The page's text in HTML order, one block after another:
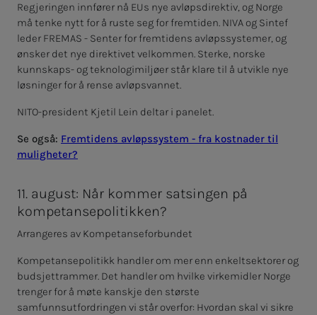
Regjeringen innfører nå EUs nye avløpsdirektiv, og Norge
må tenke nytt for å ruste seg for fremtiden. NIVA og Sintef
leder FREMAS - Senter for fremtidens avløpssystemer, og
ønsker det nye direktivet velkommen. Sterke, norske
kunnskaps- og teknologimiljøer står klare til å utvikle nye
løsninger for å rense avløpsvannet.
NITO-president Kjetil Lein deltar i panelet.
Se også: Fremtidens avløpssystem - fra kostnader til
muligheter?
11. august: Når kommer satsingen på
kompetansepolitikken?
Arrangeres av Kompetanseforbundet
Kompetansepolitikk handler om mer enn enkeltsektorer og
budsjettrammer. Det handler om hvilke virkemidler Norge
trenger for å møte kanskje den største
samfunnsutfordringen vi står overfor: Hvordan skal vi sikre